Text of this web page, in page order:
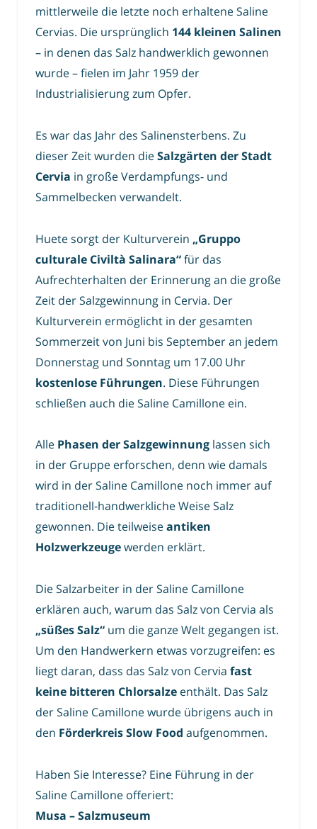
mittlerweile die letzte noch erhaltene Saline
Cervias. Die ursprünglich 144 kleinen Salinen
– in denen das Salz handwerklich gewonnen
wurde – fielen im Jahr 1959 der
Industrialisierung zum Opfer.
Es war das Jahr des Salinensterbens. Zu
dieser Zeit wurden dieSalzgärten der Stadt
Cervia in große Verdampfungs- und
Sammelbecken verwandelt.
Huete sorgt der Kulturverein „Gruppo
culturale Civiltà Salinara“für das
Aufrechterhalten der Erinnerung an die große
Zeit der Salzgewinnung in Cervia. Der
Kulturverein ermöglicht in der gesamten
Sommerzeit von Juni bis September an jedem
Donnerstag und Sonntag um 17.00 Uhr
kostenlose Führungen. Diese Führungen
schließen auch die Saline Camillone ein.
Alle Phasen der Salzgewinnung lassen sich
in der Gruppe erforschen, denn wie damals
wird in der Saline Camillone noch immer auf
traditionell-handwerkliche Weise Salz
gewonnen. Die teilweiseantiken
Holzwerkzeugewerden erklärt.
Die Salzarbeiter in der Saline Camillone
erklären auch, warum das Salz von Cervia als
„süßes Salz“ um die ganze Welt gegangen ist.
Um den Handwerkern etwas vorzugreifen: es
liegt daran, dass das Salz von Cervia fast
keine bitteren Chlorsalze enthält. Das Salz
der Saline Camillone wurde übrigens auch in
den Förderkreis Slow Food aufgenommen.
Haben Sie Interesse? Eine Führung in der
Saline Camillone offeriert:
Musa – Salzmuseum